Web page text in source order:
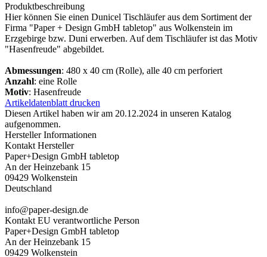
Produktbeschreibung
Hier können Sie einen Dunicel Tischläufer aus dem Sortiment der
Firma "Paper + Design GmbH tabletop" aus Wolkenstein im
Erzgebirge bzw. Duni erwerben. Auf dem Tischläufer ist das Motiv
"Hasenfreude" abgebildet.
Abmessungen: 480 x 40 cm (Rolle), alle 40 cm perforiert
Anzahl: eine Rolle
Motiv: Hasenfreude
Artikeldatenblatt drucken
Diesen Artikel haben wir am 20.12.2024 in unseren Katalog
aufgenommen.
Hersteller Informationen
Kontakt Hersteller
Paper+Design GmbH tabletop
An der Heinzebank 15
09429 Wolkenstein
Deutschland
info@paper-design.de
Kontakt EU verantwortliche Person
Paper+Design GmbH tabletop
An der Heinzebank 15
09429 Wolkenstein